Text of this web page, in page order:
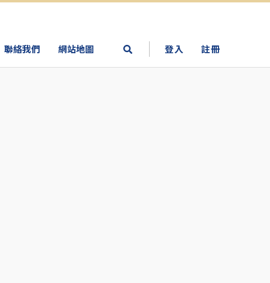
聯絡我們 網站地圖 登入 註冊